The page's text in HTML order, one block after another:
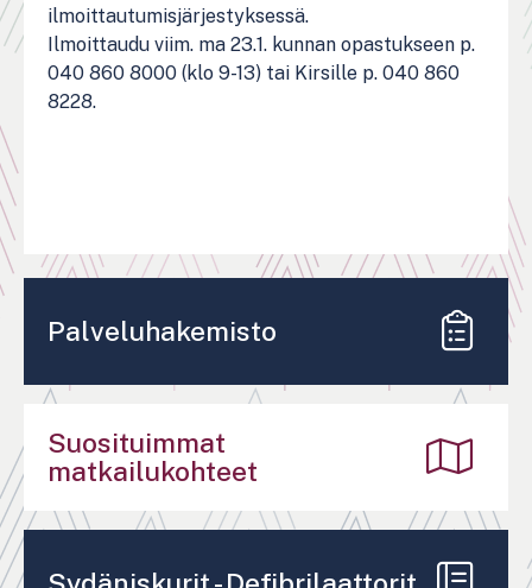
ilmoittautumisjärjestyksessä.
Ilmoittaudu viim. ma 23.1. kunnan opastukseen p.
040 860 8000 (klo 9-13) tai Kirsille p. 040 860
8228.
Palveluhakemisto
Suosituimmat
matkailukohteet